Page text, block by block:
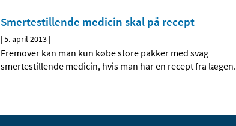
Smertestillende medicin skal på recept
|5. april 2013 |
Fremover kan man kun købe store pakker med svag
smertestillende medicin, hvis man har en recept fra lægen.